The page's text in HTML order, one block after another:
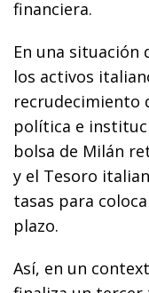
financiera.
En una situación
los activos
recrudecimiento
política e
bolsa de Milán
y el Tesoro
tasas para
plazo.
Así, en un